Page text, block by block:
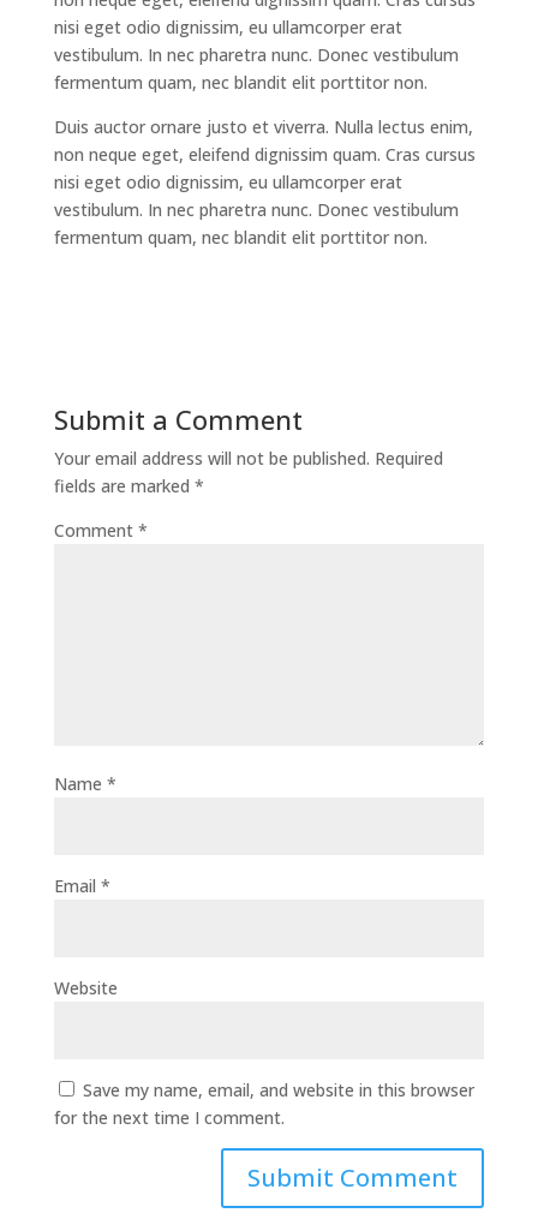
nisi eget odio dignissim, eu ullamcorper erat
vestibulum. In nec pharetra nunc. Donec vestibulum
fermentum quam, nec blandit elit porttitor non.
Duis auctor ornare justo et viverra. Nulla lectus enim,
non neque eget, eleifend dignissim quam. Cras cursus
nisi eget odio dignissim, eu ullamcorper erat
vestibulum. In nec pharetra nunc. Donec vestibulum
fermentum quam, nec blandit elit porttitor non.
Submit a Comment
Your email address will not be published. Required
fields are marked *
Comment *
Name *
Email *
Website
Save my name, email, and website in this browser
for the next time I comment.